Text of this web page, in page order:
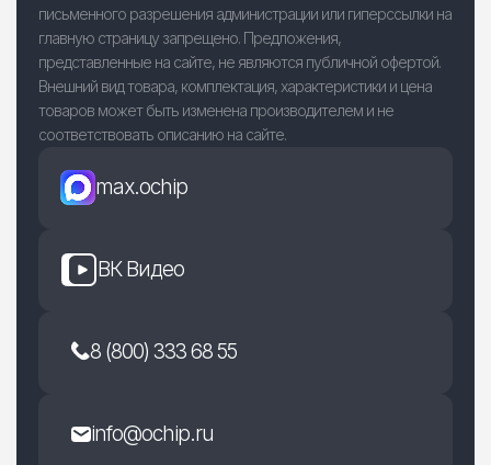
письменного разрешения администрации или гиперссылки на
главную страницу запрещено. Предложения,
представленные на сайте, не являются публичной офертой.
Внешний вид товара, комплектация, характеристики и цена
товаров может быть изменена производителем и не
соответствовать описанию на сайте.
max.ochip
ВК Видео
8 (800) 333 68 55
info@ochip.ru